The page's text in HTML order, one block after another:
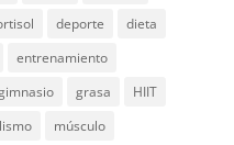
deporte
dieta
entrenamiento
grasa
HIIT
músculo